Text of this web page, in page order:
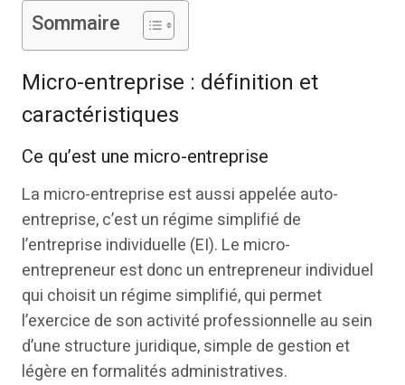
Sommaire
Micro-entreprise : définition et
caractéristiques
Ce qu’est une micro-entreprise
La micro-entreprise est aussi appelée auto-
entreprise, c’est un régime simplifié de
l’entreprise individuelle (EI). Le micro-
entrepreneur est donc un entrepreneur individuel
qui choisit un régime simplifié, qui permet
l’exercice de son activité professionnelle au sein
d’une structure juridique, simple de gestion et
légère en formalités administratives.